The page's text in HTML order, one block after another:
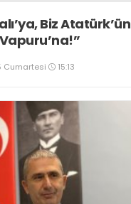
Biz Atatürk’ün
Cumartesi 15:13